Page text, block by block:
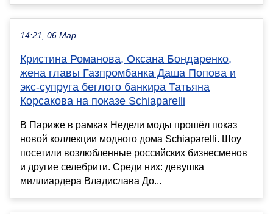
14:21, 06 Мар
Кристина Романова, Оксана Бондаренко,
жена главы Газпромбанка Даша Попова и
экс-супруга беглого банкира Татьяна
Корсакова на показе Schiaparelli
В Париже в рамках Недели моды прошёл показ
новой коллекции модного дома Schiaparelli. Шоу
посетили возлюбленные российских бизнесменов
и другие селебрити. Среди них: девушка
миллиардера Владислава До...